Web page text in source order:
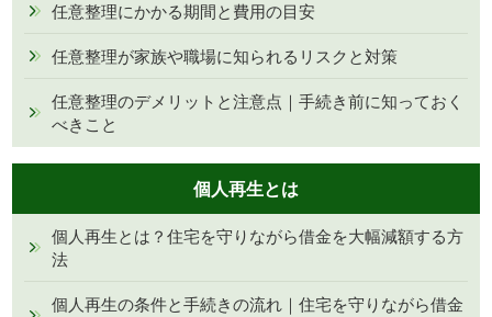
任意整理にかかる期間と費用の目安
任意整理が家族や職場に知られるリスクと対策
任意整理のデメリットと注意点｜手続き前に知っておく
べきこと
個人再生とは
個人再生とは？住宅を守りながら借金を大幅減額する方
法
個人再生の条件と手続きの流れ｜住宅を守りながら借金